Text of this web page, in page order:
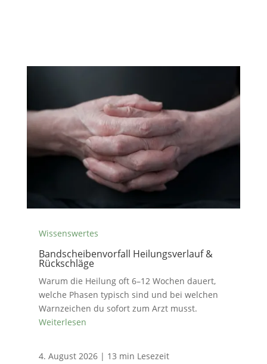
Wissenswertes
Bandscheibenvorfall Heilungsverlauf &
Rückschläge
Warum die Heilung oft 6–12 Wochen dauert,
welche Phasen typisch sind und bei welchen
Warnzeichen du sofort zum Arzt musst.
Weiterlesen
4. August 2026| 13 min Lesezeit